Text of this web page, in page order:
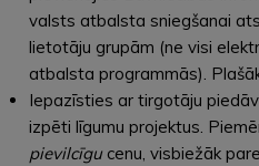
valsts atbalsta sniegšanai
lietotāju grupām (ne visi
atbalsta programmās).
Iepazīsties ar tirgotāju
izpēti līgumu projektus.
pievilcīgu cenu, visbiežāk